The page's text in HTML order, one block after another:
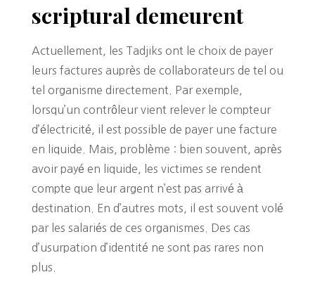
scriptural demeurent
Actuellement, les Tadjiks ont le choix de payer
leurs factures auprès de collaborateurs de tel ou
tel organisme directement. Par exemple,
lorsqu’un contrôleur vient relever le compteur
d’électricité, il est possible de payer une facture
en liquide. Mais, problème : bien souvent, après
avoir payé en liquide, les victimes se rendent
compte que leur argent n’est pas arrivé à
destination. En d’autres mots, il est souvent volé
par les salariés de ces organismes. Des cas
d’usurpation d’identité ne sont pas rares non
plus.